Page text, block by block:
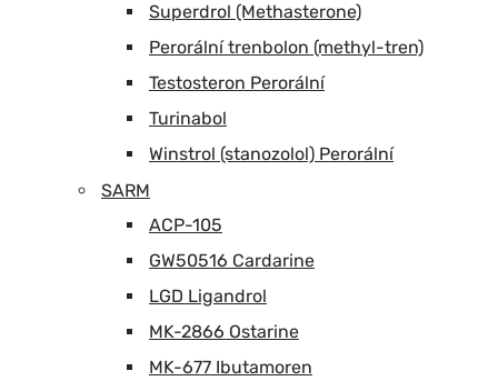
Superdrol (Methasterone)
Perorální trenbolon (methyl-tren)
Testosteron Perorální
Turinabol
Winstrol (stanozolol) Perorální
SARM
ACP-105
GW50516 Cardarine
LGD Ligandrol
MK-2866 Ostarine
MK-677 Ibutamoren